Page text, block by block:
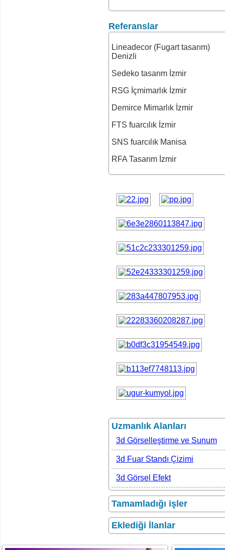
Referanslar
Lineadecor (Fugart tasarım)
Denizli
Sedeko tasarım İzmir
RSG İçmimarlık İzmir
Demirce Mimarlık İzmir
FTS fuarcılık İzmir
SNS fuarcılık Manisa
RFA Tasarım İzmir
Uzmanlık Alanları
3d Görselleştirme ve Sunum
3d Fuar Standı Çizimi
3d Görsel Efekt
Tamamladığı işler
Eklediği İlanlar